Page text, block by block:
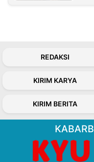
REDAKSI
KIRIM KARYA
KIRIM BERITA